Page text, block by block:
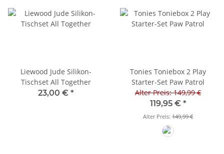
Liewood Jude Silikon-
Tischset All Together
23,00 € *
Tonies Toniebox 2 Play
Starter-Set Paw Patrol
Alter Preis: 149,99 €
119,95 € *
Alter Preis: 149,99 €